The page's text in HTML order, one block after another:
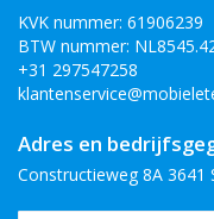
KVK nummer: 61906239
BTW nummer:
+31 297547258
Adres en
Constructieweg 8A 3641